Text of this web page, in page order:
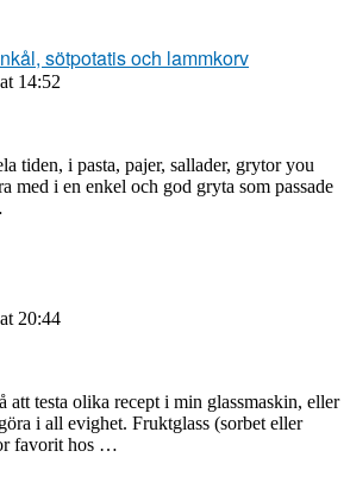
sötpotatis och lammkorv
14:52
tiden, i pasta, pajer, sallader, grytor you
med i en enkel och god gryta som passade
20:44
att testa olika recept i min glassmaskin, eller
i all evighet. Fruktglass (sorbet eller
favorit hos …